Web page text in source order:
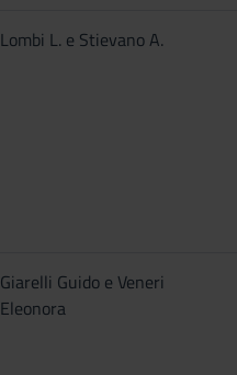
Lombi L. e Stievano A.
Giarelli Guido e Veneri
Eleonora